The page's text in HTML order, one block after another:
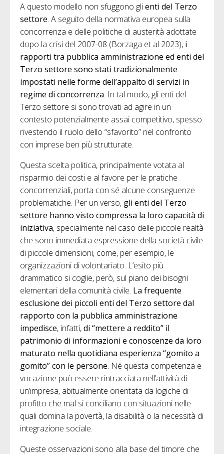
A questo modello non sfuggono glienti del Terzo
settore. A seguito della normativa europea sulla
concorrenza e delle politiche di austerità adottate
dopo la crisi del 2007-08 (Borzaga et al 2023), i
rapporti tra pubblica amministrazione ed enti del
Terzo settore sono stati tradizionalmente
impostati nelle forme dell’appalto di servizi in
regime di concorrenza. In tal modo, gli enti del
Terzo settore si sono trovati ad agire in un
contesto potenzialmente assai competitivo, spesso
rivestendo il ruolo dello “sfavorito” nel confronto
con imprese ben più strutturate.
Questa scelta politica, principalmente votata al
risparmio dei costi e al favore per le pratiche
concorrenziali, porta con sé alcune conseguenze
problematiche. Per un verso, gli enti del Terzo
settore hanno visto compressa la loro capacità di
iniziativa, specialmente nel caso delle piccole realtà
che sono immediata espressione della società civile
di piccole dimensioni, come, per esempio, le
organizzazioni di volontariato. L’esito più
drammatico si coglie, però, sul piano dei bisogni
elementari della comunità civile. La frequente
esclusione dei piccoli enti del Terzo settore dal
rapporto con la pubblica amministrazione
impedisce, infatti,di “mettere a reddito” il
patrimonio di informazioni e conoscenze da loro
maturato nella quotidiana esperienza “gomito a
gomito” con le persone. Né questa competenza e
vocazione può essere rintracciata nell’attività di
un’impresa, abitualmente orientata da logiche di
profitto che mal si conciliano con situazioni nelle
quali domina la povertà, la disabilità o la necessità di
integrazione sociale.
Queste osservazioni sono alla base del timore che